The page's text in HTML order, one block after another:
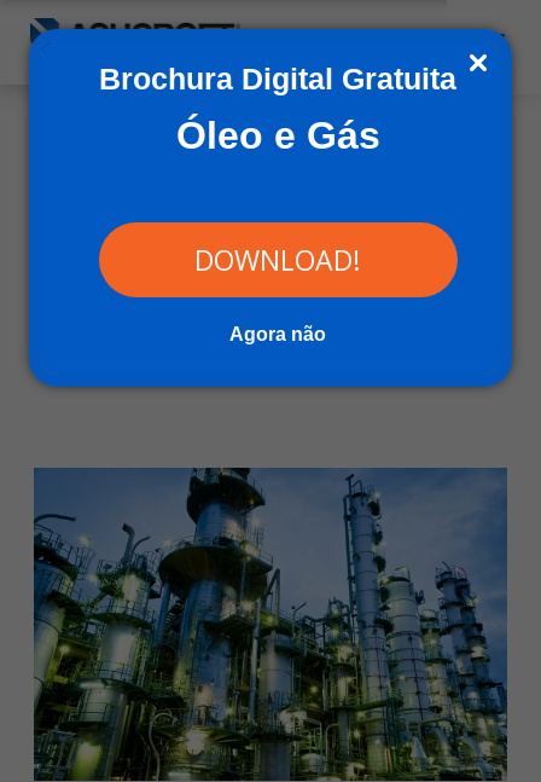
Brochura Digital Gratuita
Óleo e Gás
DOWNLOAD!
Agora não
Petróleo e Gás
Instrumentos de pressão e temperatura para a indústria